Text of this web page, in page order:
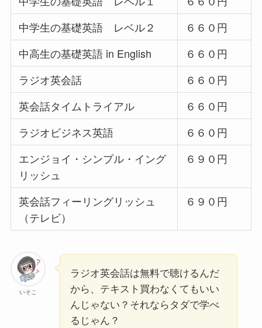
中学生の基礎英語 レベル２
６６０円
中高生の基礎英語 in English
６６０円
ラジオ英会話
６６０円
英会話タイムトライアル
６６０円
ラジオビジネス英語
６６０円
エンジョイ・シンプル・イング
リッシュ
６９０円
英会話フィーリングリッシュ
（テレビ）
６９０円
いそこ
ラジオ英会話は無料で聴けるんだ
から、テキスト買わなくてもいい
んじゃない？それならタダで学べ
るじゃん？